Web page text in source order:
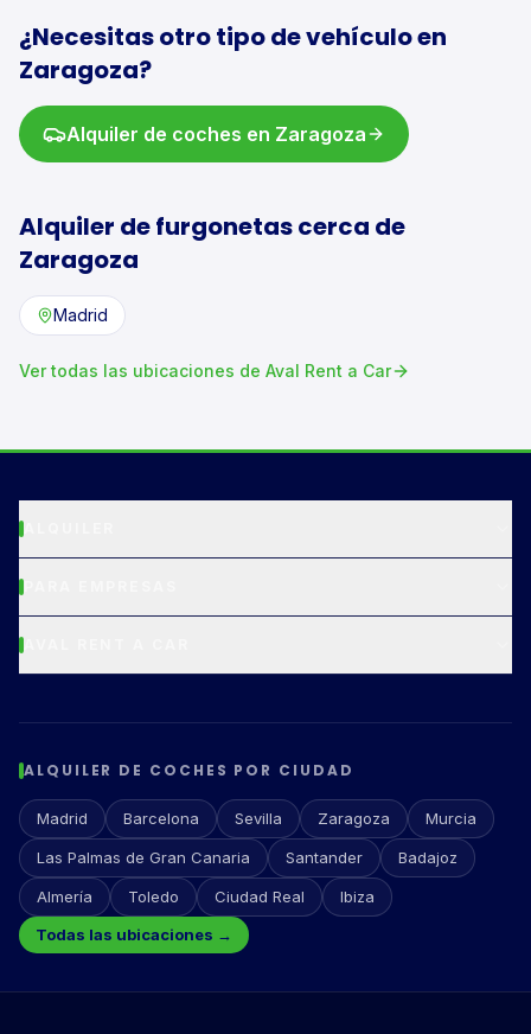
¿Necesitas otro tipo de vehículo en
Zaragoza?
Alquiler de coches en Zaragoza
Alquiler defurgonetascerca de
Zaragoza
Madrid
Ver todas las ubicaciones de Aval Rent a Car
ALQUILER DE COCHES POR CIUDAD
Madrid Barcelona Sevilla Zaragoza Murcia
Las Palmas de Gran Canaria Santander Badajoz
Almería Toledo Ciudad Real
Ibiza
Todas las ubicaciones →